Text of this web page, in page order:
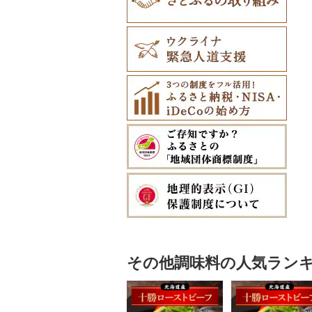
その他調味料の人気ラン